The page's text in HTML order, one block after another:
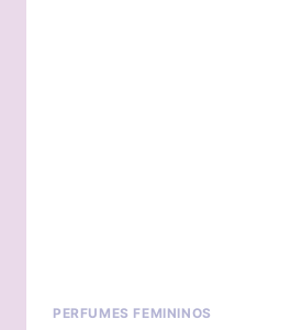
PERFUMES FEMININOS